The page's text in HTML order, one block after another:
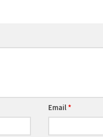
Email*